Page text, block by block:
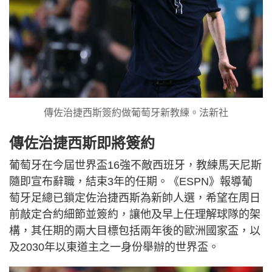
傳佐治捷西斯簽約做葡萄牙新教練。法新社
傳佐治捷西斯即將簽約
葡萄牙在今屆世界盃16強不敵西班牙，教練馬天尼斯
隨即宣布辭職，結束3年的任期。《ESPN》報導葡
萄牙足總已鎖定佐治捷西斯為新帥人選，希望在周日
前敲定合約細節並簽約，讓他及早上任理解球隊的架
構，其任期的兩大目標包括兩年後的歐洲國家盃，以
及2030年以東道主之一身份舉辦的世界盃。